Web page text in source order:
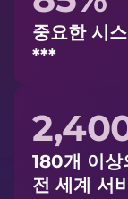
중요한 시
***
180개 이상
전 세계 서